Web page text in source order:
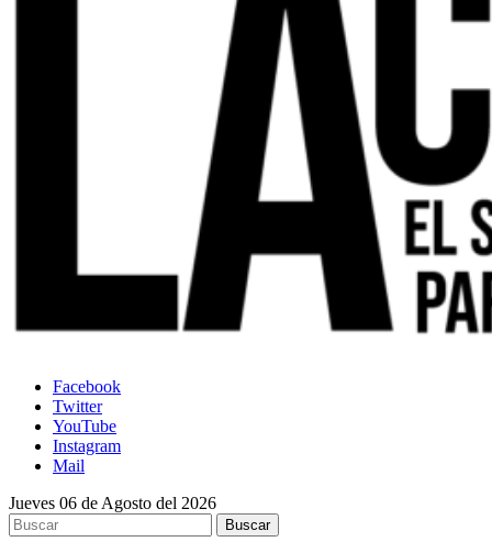
Facebook
Twitter
YouTube
Instagram
Mail
Jueves 06 de Agosto del 2026